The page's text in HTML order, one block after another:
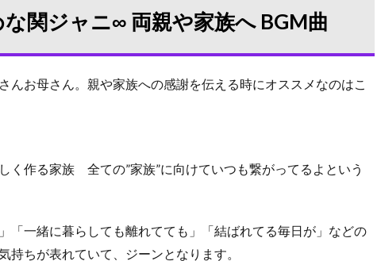
関ジャニ∞ 両親や家族へ BGM曲
んお母さん。親や家族への感謝を伝える時にオススメなのはこ
く作る家族 全ての”家族”に向けていつも繋がってるよという
「一緒に暮らしても離れてても」「結ばれてる毎日が」などの
持ちが表れていて、ジーンとなります。